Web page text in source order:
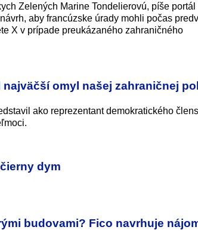
Zelených Marine Tondelierovú, píše portál
aby francúzske úrady mohli počas
X v prípade preukázaného zahraničného
omyl našej zahraničnej
ako reprezentant demokratického
dym
budovami? Fico navrhuje